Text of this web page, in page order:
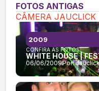
FOTOS ANTIGAS
CÂMERA JAUCLICK
CONFIRA AS FOTOS:
WHITE HOUSE |
06/06/2009Por:
2009